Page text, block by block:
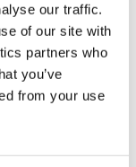
our traffic.
of our site with
partners who
you’ve
from your use
FTP 2